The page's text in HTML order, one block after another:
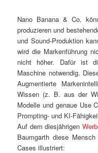
Nano Banana & Co.
produzieren und
und Sound-Produktion
wird die Markenführung
nicht höher. Dafür ist
Maschine notwendig.
Augmentierte
Wissen (z. B. aus der
Modelle und genaue Use
Prompting- und KI-
Auf dem diesjährigen
Baumgarth diese
Cases illustriert: